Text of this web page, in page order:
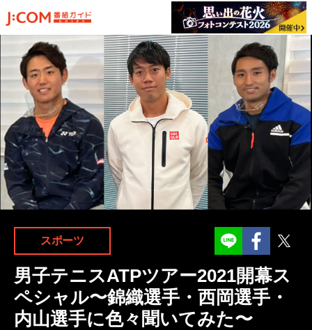
スポーツ
男子テニスATPツアー2021開幕ス
ペシャル〜錦織選手・西岡選手・
内山選手に色々聞いてみた〜